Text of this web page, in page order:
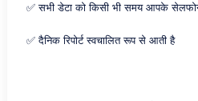
✅ सभी डेटा को किसी भी समय आपके
✅ दैनिक रिपोर्ट स्वचालित रूप से आती है